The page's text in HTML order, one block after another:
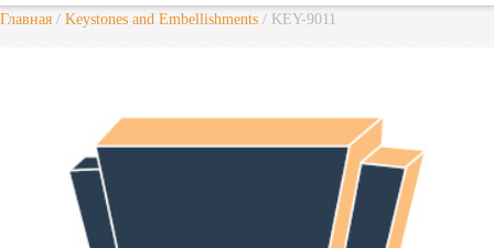
Главная / Keystones and Embellishments / KEY-9011